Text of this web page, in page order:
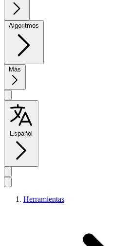
Algoritmos
Más
Español
Herramientas